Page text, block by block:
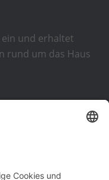
und erhaltet
rund um das Haus